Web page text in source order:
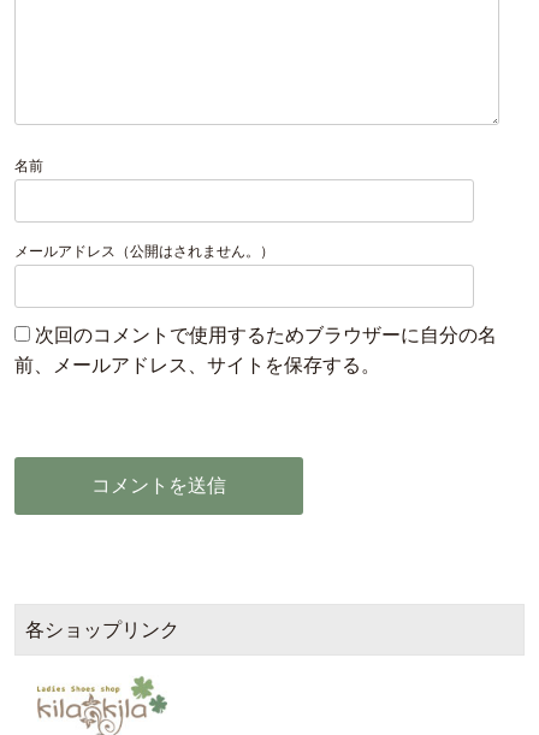
名前
メールアドレス（公開はされません。）
次回のコメントで使用するためブラウザーに自分の名
前、メールアドレス、サイトを保存する。
各ショップリンク